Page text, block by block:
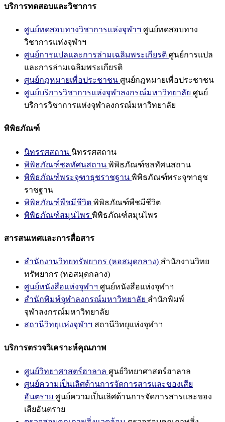
บริการทดสอบและวิชาการ
ศูนย์ทดสอบทางวิชาการแห่งจุฬาฯ ศูนย์ทดสอบทาง
วิชาการแห่งจุฬาฯ
ศูนย์การแปลและการล่ามเฉลิมพระเกียรติ ศูนย์การแปล
และการล่ามเฉลิมพระเกียรติ
ศูนย์กฎหมายเพื่อประชาชน ศูนย์กฎหมายเพื่อประชาชน
ศูนย์บริการวิชาการแห่งจุฬาลงกรณ์มหาวิทยาลัย ศูนย์
บริการวิชาการแห่งจุฬาลงกรณ์มหาวิทยาลัย
พิพิธภัณฑ์
นิทรรศสถาน นิทรรศสถาน
พิพิธภัณฑ์ชลทัศนสถาน พิพิธภัณฑ์ชลทัศนสถาน
พิพิธภัณฑ์พระจุฑาธุชราชฐาน พิพิธภัณฑ์พระจุฑาธุช
ราชฐาน
พิพิธภัณฑ์พืชมีชีวิต พิพิธภัณฑ์พืชมีชีวิต
พิพิธภัณฑ์สมุนไพร พิพิธภัณฑ์สมุนไพร
สารสนเทศและการสื่อสาร
สำนักงานวิทยทรัพยากร (หอสมุดกลาง) สำนักงานวิทย
ทรัพยากร (หอสมุดกลาง)
ศูนย์หนังสือแห่งจุฬาฯ ศูนย์หนังสือแห่งจุฬาฯ
สำนักพิมพ์จุฬาลงกรณ์มหาวิทยาลัย สำนักพิมพ์
จุฬาลงกรณ์มหาวิทยาลัย
สถานีวิทยุแห่งจุฬาฯ สถานีวิทยุแห่งจุฬาฯ
บริการตรวจวิเคราะห์คุณภาพ
ศูนย์วิทยาศาสตร์ฮาลาล ศูนย์วิทยาศาสตร์ฮาลาล
ศูนย์ความเป็นเลิศด้านการจัดการสารและของเสีย
อันตราย ศูนย์ความเป็นเลิศด้านการจัดการสารและของ
เสียอันตราย